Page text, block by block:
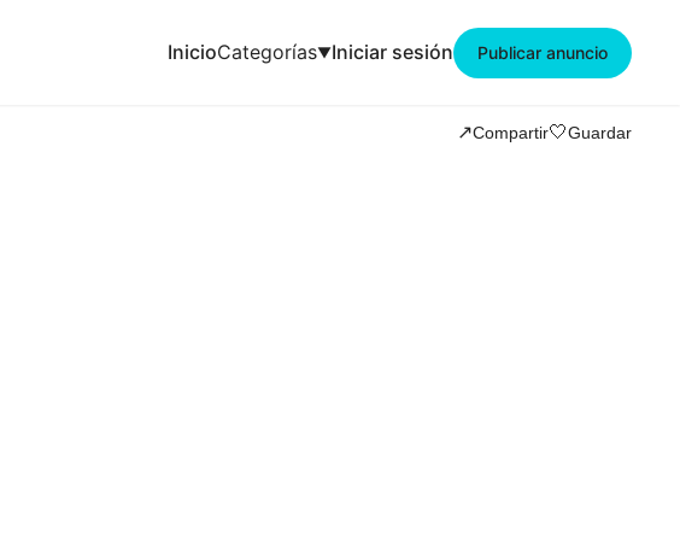
InicioCategorías Iniciar sesión Publicar anuncio
↗️Compartir🤍Guardar